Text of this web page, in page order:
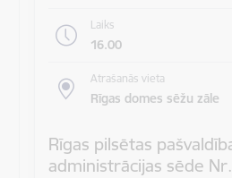
Laiks
16.00
Atrašanās vieta
Rīgas domes sēžu zāle
Rīgas pilsētas
administrācijas sēde